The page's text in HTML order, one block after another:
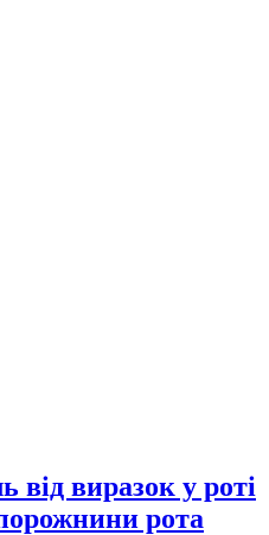
від виразок у роті
рота